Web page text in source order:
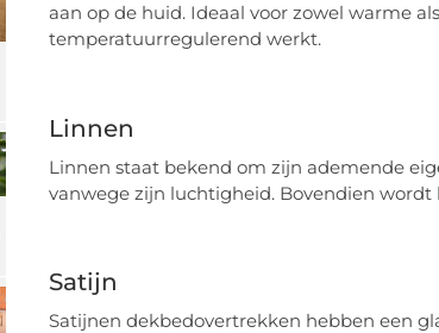
aan op de huid. Ideaal voor zowel warme
temperatuurregulerend werkt.
Linnen
Linnen staat bekend om zijn ademende
vanwege zijn luchtigheid. Bovendien
Satijn
Satijnen dekbedovertrekken hebben een